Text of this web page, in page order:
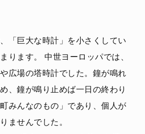
「巨大な時計」を小さくしてい
ります。 中世ヨーロッパでは、
広場の塔時計でした。鐘が鳴れ
、鐘が鳴り止めば一日の終わり
みんなのもの」であり、個人が
ませんでした。